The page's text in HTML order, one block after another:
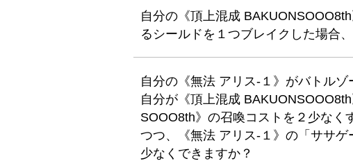
自分の《頂上混成
るシールドを１つブレイクした場合
自分の《無法 アリス-１》がバトルゾ
自分が《頂上混成
SOOO8th》の召喚コストを２少なく
つつ、《無法 アリス-１》の「ササ
少なくできますか？